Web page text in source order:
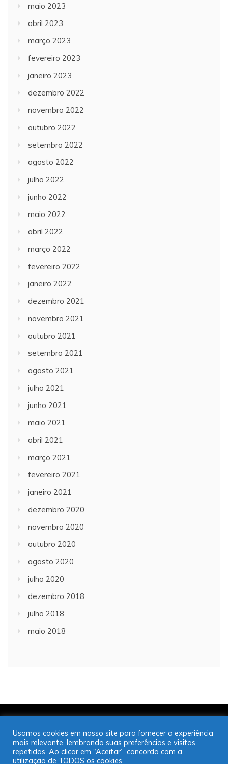
maio 2023
abril 2023
março 2023
fevereiro 2023
janeiro 2023
dezembro 2022
novembro 2022
outubro 2022
setembro 2022
agosto 2022
julho 2022
junho 2022
maio 2022
abril 2022
março 2022
fevereiro 2022
janeiro 2022
dezembro 2021
novembro 2021
outubro 2021
setembro 2021
agosto 2021
julho 2021
junho 2021
maio 2021
abril 2021
março 2021
fevereiro 2021
janeiro 2021
dezembro 2020
novembro 2020
outubro 2020
agosto 2020
julho 2020
dezembro 2018
julho 2018
maio 2018
99725-9952
Desenvolvido por: José Saul Martins
Usamos cookies em nosso site para fornecer a experiência
mais relevante, lembrando suas preferências e visitas
repetidas. Ao clicar em “Aceitar”, concorda com a
utilização de TODOS os cookies.